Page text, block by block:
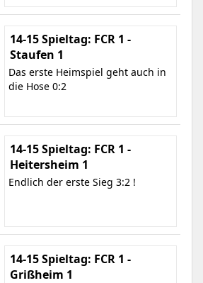
14-15 Spieltag: FCR 1 -
Staufen 1
Das erste Heimspiel geht auch in
die Hose 0:2
14-15 Spieltag: FCR 1 -
Heitersheim 1
Endlich der erste Sieg 3:2 !
14-15 Spieltag: FCR 1 -
Grißheim 1